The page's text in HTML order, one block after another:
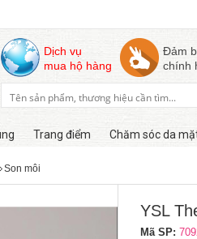
Dịch vụ
mua hộ hàng
Đảm
chính
Trang điểm Chăm sóc da
Son môi
Hàng online
YSL
Mã SP: